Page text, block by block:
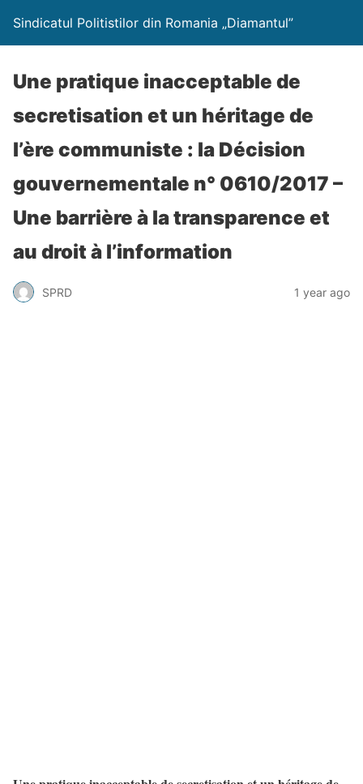
Sindicatul Politistilor din Romania „Diamantul”
Une pratique inacceptable de
secretisation et un héritage de
l’ère communiste : la Décision
gouvernementale n° 0610/2017 –
Une barrière à la transparence et
au droit à l’information
SPRD 1 year ago